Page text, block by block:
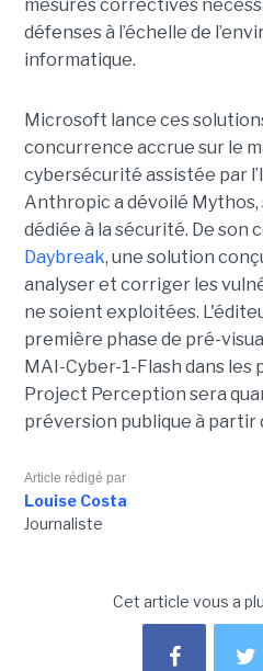
mesures correctives
défenses à l’échelle de
informatique.
Microsoft lance ces
concurrence accrue sur le
cybersécurité assistée par
Anthropic a dévoilé
dédiée à la sécurité. De son
Daybreak, une solution
analyser et corriger les
ne soient exploitées.
première phase de pré-
MAI-Cyber-1-Flash dans les
Project Perception sera
préversion publique à partir
Article rédigé par
Louise Costa
Journaliste
Cet article vous a